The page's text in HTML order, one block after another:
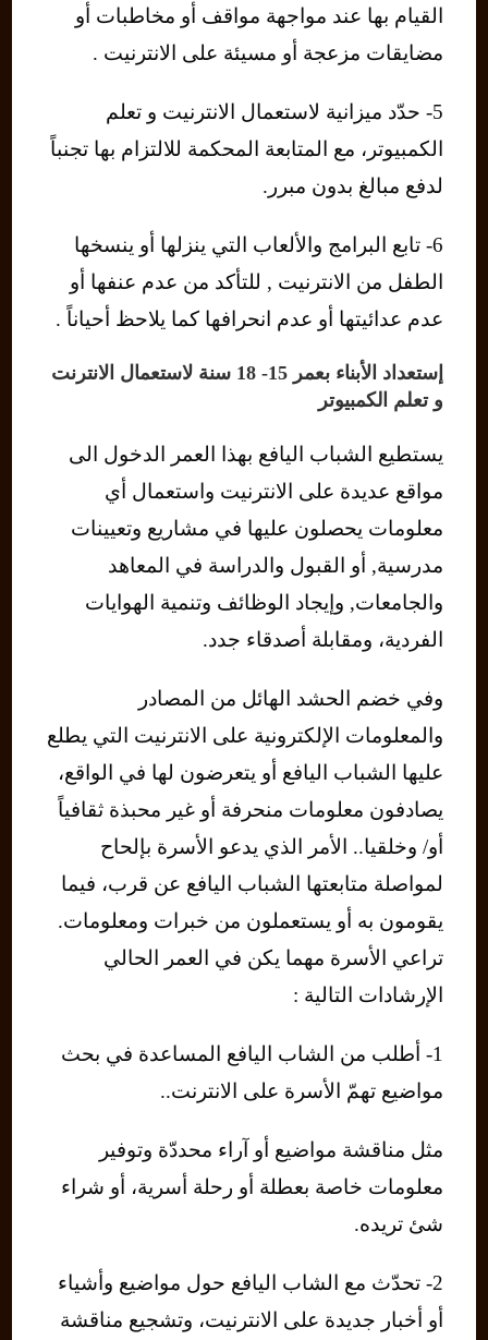
القيام بها عند مواجهة مواقف أو مخاطبات أو
مضايقات مزعجة أو مسيئة على الانترنيت .
5- حدّد ميزانية لاستعمال الانترنيت و تعلم
الكمبيوتر، مع المتابعة المحكمة للالتزام بها تجنباً
لدفع مبالغ بدون مبرر.
6- تابع البرامج والألعاب التي ينزلها أو ينسخها
الطفل من الانترنيت , للتأكد من عدم عنفها أو
عدم عدائيتها أو عدم انحرافها كما يلاحظ أحياناً .
إستعداد الأبناء بعمر 15- 18 سنة لاستعمال الانترنت
و تعلم الكمبيوتر
يستطيع الشباب اليافع بهذا العمر الدخول الى
مواقع عديدة على الانترنيت واستعمال أي
معلومات يحصلون عليها في مشاريع وتعيينات
مدرسية, أو القبول والدراسة في المعاهد
والجامعات, وإيجاد الوظائف وتنمية الهوايات
الفردية، ومقابلة أصدقاء جدد.
وفي خضم الحشد الهائل من المصادر
والمعلومات الإلكترونية على الانترنيت التي يطلع
عليها الشباب اليافع أو يتعرضون لها في الواقع،
يصادفون معلومات منحرفة أو غير محبذة ثقافياً
أو/ وخلقيا.. الأمر الذي يدعو الأسرة بإلحاح
لمواصلة متابعتها الشباب اليافع عن قرب، فيما
يقومون به أو يستعملون من خبرات ومعلومات.
تراعي الأسرة مهما يكن في العمر الحالي
الإرشادات التالية :
1- أطلب من الشاب اليافع المساعدة في بحث
مواضيع تهمّ الأسرة على الانترنت..
مثل مناقشة مواضيع أو آراء محددّة وتوفير
معلومات خاصة بعطلة أو رحلة أسرية، أو شراء
شئ تريده.
2- تحدّث مع الشاب اليافع حول مواضيع وأشياء
أو أخبار جديدة على الانترنيت، وتشجيع مناقشة